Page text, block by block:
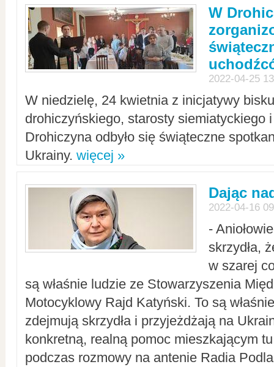
W
2022-04-25
W niedzielę, 24 kwietnia z inicjatywy
drohiczyńskiego, starosty siemiatyckiego
Drohiczyna odbyło się świąteczne
Ukrainy. więcej »
Dając
2022-04-16
-
skrzydła,
w szarej
są właśnie ludzie ze Stowarzyszenia
Motocyklowy Rajd Katyński. To są
zdejmują skrzydła i przyjeżdżają na
konkretną, realną pomoc mieszkającym
podczas rozmowy na antenie Radia